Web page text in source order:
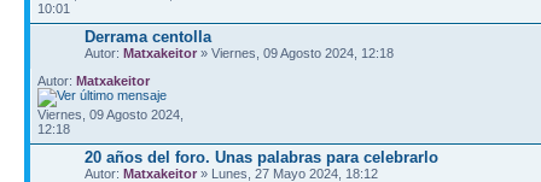
10:01
Derrama centolla
Autor: Matxakeitor » Viernes, 09 Agosto 2024, 12:18
Autor: Matxakeitor
Viernes, 09 Agosto 2024,
12:18
20 años del foro. Unas palabras para celebrarlo
Autor: Matxakeitor » Lunes, 27 Mayo 2024, 18:12